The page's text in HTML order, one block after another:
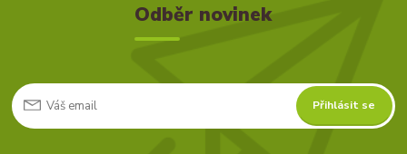
Odběr novinek
Přihlásit se